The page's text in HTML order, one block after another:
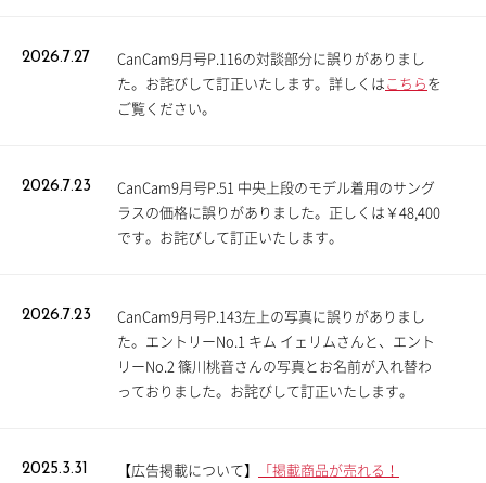
2026.7.27
CanCam9月号P.116の対談部分に誤りがありまし
た。お詫びして訂正いたします。詳しくはこちらを
ご覧ください。
2026.7.23
CanCam9月号P.51 中央上段のモデル着用のサング
ラスの価格に誤りがありました。正しくは￥48,400
です。お詫びして訂正いたします。
2026.7.23
CanCam9月号P.143左上の写真に誤りがありまし
た。エントリーNo.1 キム イェリムさんと、エント
リーNo.2 篠川桃音さんの写真とお名前が入れ替わ
っておりました。お詫びして訂正いたします。
2025.3.31 【広告掲載について】
「掲載商品が売れる！